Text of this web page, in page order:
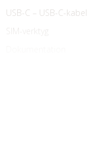
USB-C – USB-C-kabel
SIM-verktyg